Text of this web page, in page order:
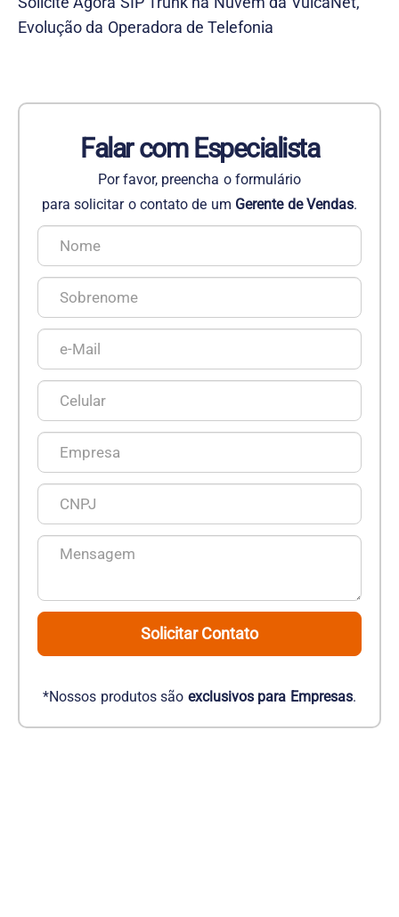
Evolução da Operadora de Telefonia
Falar com Especialista
Por favor, preencha o formulário
para solicitar o contato de um Gerente de Vendas.
Solicitar Contato
*Nossos produtos são exclusivos para Empresas.